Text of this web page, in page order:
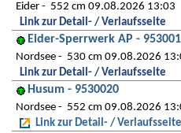
Eider
552 cm 09.08.2026 13:03
Link zur Detail- / Verlaufsseite
Eider-Sperrwerk AP -
Nordsee
530 cm 09.08.2026
Link zur Detail- / Verlaufsseite
Husum - 9530020
Nordsee
552 cm 09.08.2026
Link zur Detail- / Verlaufsseite